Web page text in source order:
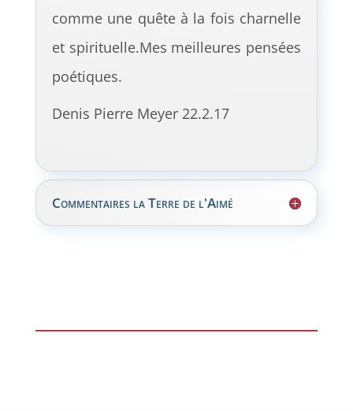
comme une quête à la fois charnelle
et spirituelle.Mes meilleures pensées
poétiques.
Denis Pierre Meyer 22.2.17
Commentaires la Terre de l'Aimé